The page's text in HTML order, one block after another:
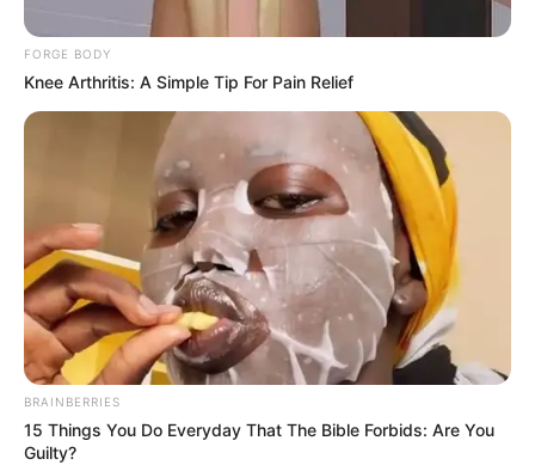
Posted
in
Friss hírek
Totális leégés a repülőn – Orbán
Viktor és Lévai Anikó olyat
tettek, amit még évekig
emlegetni fognak
bySzerző • February 26, 2026
FORGE BODY
Knee Arthritis: A Simple Tip For Pain Relief
BRAINBERRIES
15 Things You Do Everyday That The Bible Forbids: Are You
Guilty?